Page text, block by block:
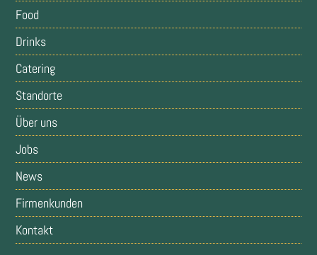
Food
Drinks
Catering
Standorte
Über uns
Jobs
News
Firmenkunden
Kontakt